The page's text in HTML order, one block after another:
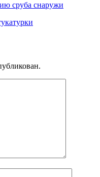
сруба снаружи